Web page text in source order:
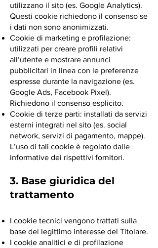
utilizzano il sito (es. Google Analytics).
Questi cookie richiedono il consenso se
i dati non sono anonimizzati.
Cookie di marketing e profilazione:
utilizzati per creare profili relativi
all’utente e mostrare annunci
pubblicitari in linea con le preferenze
espresse durante la navigazione (es.
Google Ads, Facebook Pixel).
Richiedono il consenso esplicito.
Cookie di terze parti: installati da servizi
esterni integrati nel sito (es. social
network, servizi di pagamento, mappe).
L’uso di tali cookie è regolato dalle
informative dei rispettivi fornitori.
3. Base giuridica del
trattamento
I cookie tecnici vengono trattati sulla
base del legittimo interesse del Titolare.
I cookie analitici e di profilazione